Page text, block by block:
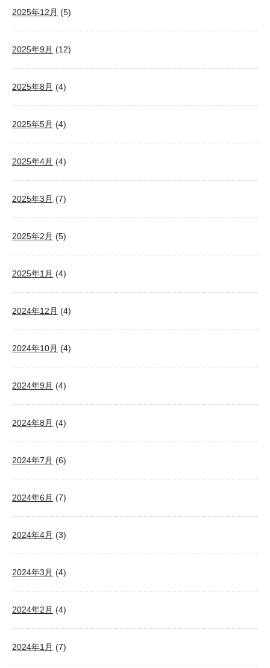
2025年12月 (5)
2025年9月 (12)
2025年8月 (4)
2025年5月 (4)
2025年4月 (4)
2025年3月 (7)
2025年2月 (5)
2025年1月 (4)
2024年12月 (4)
2024年10月 (4)
2024年9月 (4)
2024年8月 (4)
2024年7月 (6)
2024年6月 (7)
2024年4月 (3)
2024年3月 (4)
2024年2月 (4)
2024年1月 (7)